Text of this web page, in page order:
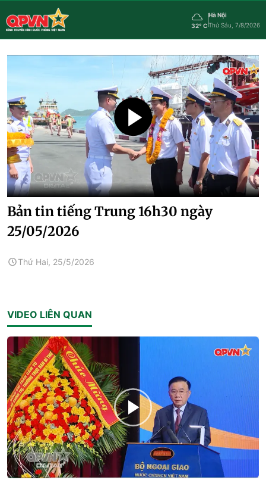
32° C
Hà Nội
Thứ Sáu, 7/8/2026
Bản tin tiếng Trung 16h30 ngày
25/05/2026
Thứ Hai, 25/5/2026
VIDEO LIÊN QUAN